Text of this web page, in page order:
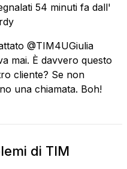
54 minuti fa dall'
@TIM4UGiulia
mai. È davvero questo
cliente? Se non
una chiamata. Boh!
di TIM